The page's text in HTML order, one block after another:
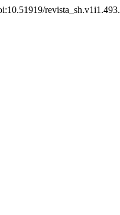
revista_sh.v1i1.493.